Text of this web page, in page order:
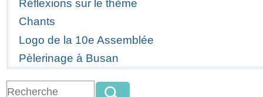
Réflexions sur le thème
Chants
Logo de la 10e Assemblée
Pèlerinage à Busan